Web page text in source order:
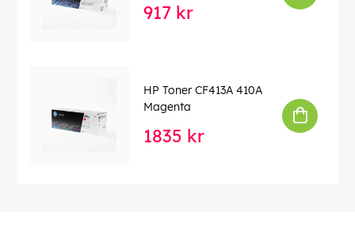
917 kr
HP Toner CF413A 410A
Magenta
1835 kr